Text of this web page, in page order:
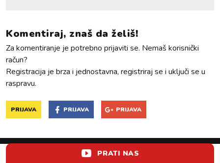
Komentiraj, znaš da želiš!
Za komentiranje je potrebno prijaviti se. Nemaš korisnički
račun?
Registracija je brza i jednostavna, registriraj se i uključi se u
raspravu.
PRIJAVA PRIJAVA PRIJAVA
PRATI NAS